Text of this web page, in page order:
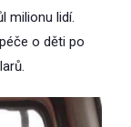
milionu lidí.
o děti po